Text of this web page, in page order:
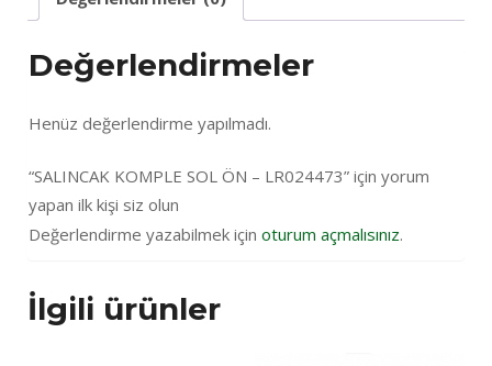
Değerlendirmeler
Henüz değerlendirme yapılmadı.
“SALINCAK KOMPLE SOL ÖN – LR024473” için yorum
yapan ilk kişi siz olun
Değerlendirme yazabilmek için oturum açmalısınız.
İlgili ürünler